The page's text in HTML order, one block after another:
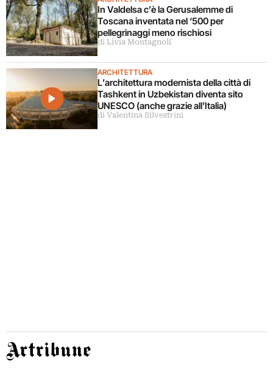
In Valdelsa c’è la Gerusalemme di
Toscana inventata nel ‘500 per
pellegrinaggi meno rischiosi
di Livia Montagnoli
ARCHITETTURA
L’architettura modernista della città di
Tashkent in Uzbekistan diventa sito
UNESCO (anche grazie all’Italia)
di Valentina Silvestrini
Artribune